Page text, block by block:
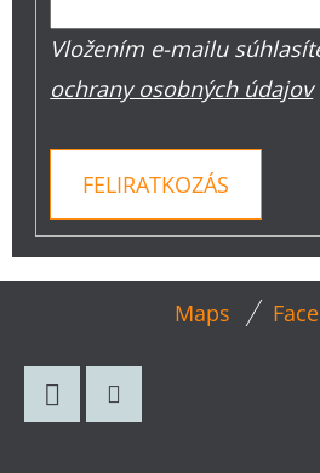
Vložením e-mailu
ochrany osobných údajov
FELIRATKOZÁS
Maps